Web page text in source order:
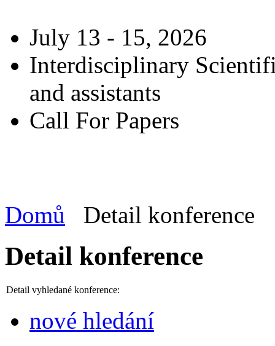
July 13 - 15, 2026
Interdisciplinary
and assistants
Call For Papers
Domů Detail konference
Detail konference
Detail vyhledané konference:
nové hledání